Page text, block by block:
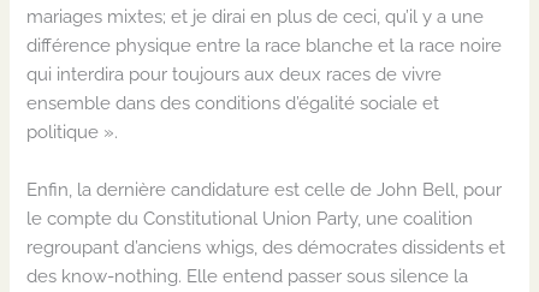
mariages mixtes; et je dirai en plus de ceci, qu’il y a une
différence physique entre la race blanche et la race noire
qui interdira pour toujours aux deux races de vivre
ensemble dans des conditions d’égalité sociale et
politique ».
Enfin, la dernière candidature est celle de John Bell, pour
le compte du Constitutional Union Party, une coalition
regroupant d’anciens whigs, des démocrates dissidents et
des know-nothing. Elle entend passer sous silence la